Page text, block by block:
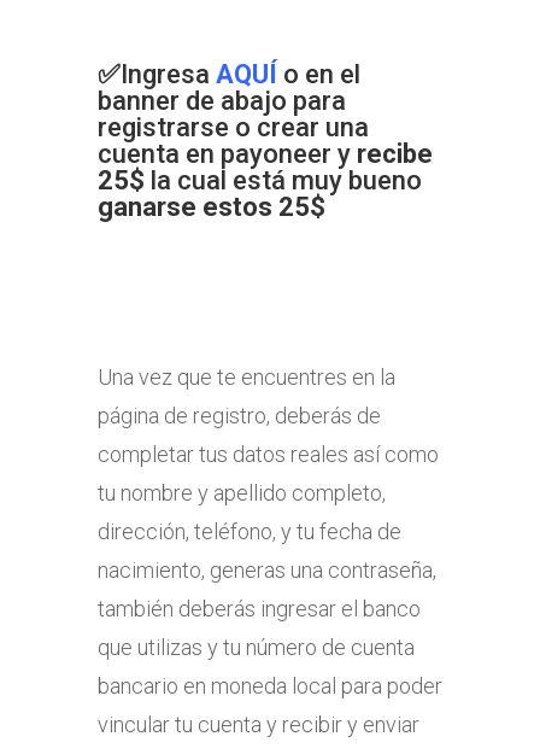
✅Ingresa AQUÍ o en el
banner de abajo para
registrarse o crear una
cuenta en payoneer y recibe
25$ la cual está muy bueno
ganarse estos 25$
Una vez que te encuentres en la
página de registro, deberás de
completar tus datos reales así como
tu nombre y apellido completo,
dirección, teléfono, y tu fecha de
nacimiento, generas una contraseña,
también deberás ingresar el banco
que utilizas y tu número de cuenta
bancario en moneda local para poder
vincular tu cuenta y recibir y enviar